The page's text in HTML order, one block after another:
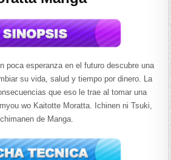
poca esperanza en el futuro descubre una
su vida, salud y tiempo por dinero. La
que eso le trae al tomar una
wo Kaitotte Moratta. Ichinen ni Tsuki,
Ichimanen de Manga.